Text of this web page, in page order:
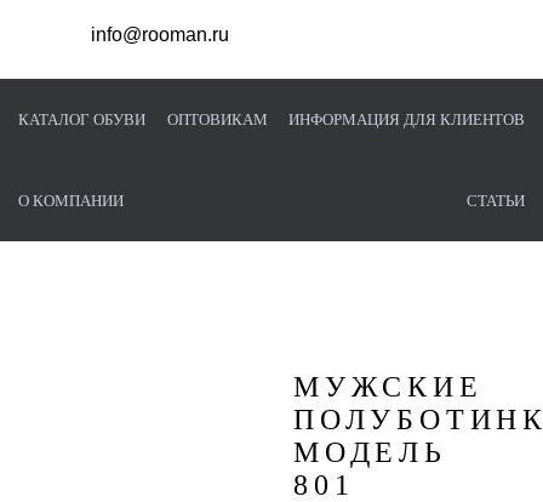
info@rooman.ru
КАТАЛОГ ОБУВИ ОПТОВИКАМ ИНФОРМАЦИЯ ДЛЯ КЛИЕНТОВ
О КОМПАНИИ СТАТЬИ
МУЖСКИЕ
МОДЕЛЬ
801